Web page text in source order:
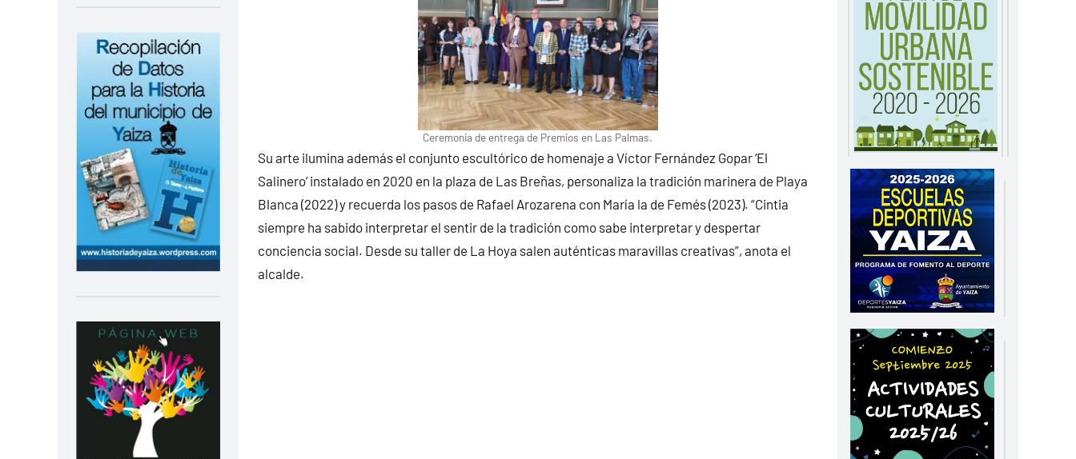
Ceremonia de entrega de Premios en Las Palmas.
Su arte ilumina además el conjunto escultórico de homenaje a Víctor Fernández Gopar ‘El
Salinero’ instalado en 2020 en la plaza de Las Breñas, personaliza la tradición marinera de Playa
Blanca (2022) y recuerda los pasos de Rafael Arozarena con María la de Femés (2023). “Cintia
siempre ha sabido interpretar el sentir de la tradición como sabe interpretar y despertar
conciencia social. Desde su taller de La Hoya salen auténticas maravillas creativas”, anota el
alcalde.